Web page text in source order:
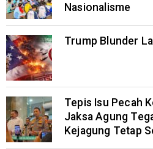
Nasionalisme
Trump Blunder
Tepis Isu Pecah
Jaksa Agung
Kejagung Tetap